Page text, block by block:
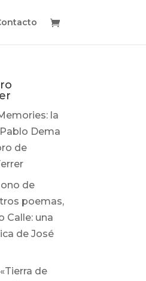
la
Dema
de
de
poemas,
Calle: una
de José
de